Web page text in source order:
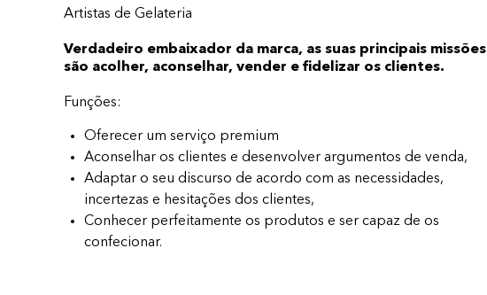
Artistas de Gelateria
Verdadeiro embaixador da marca, as suas principais missões
são acolher, aconselhar, vender e fidelizar os clientes.
Funções:
Oferecer um serviço premium
Aconselhar os clientes e desenvolver argumentos de venda,
Adaptar o seu discurso de acordo com as necessidades,
incertezas e hesitações dos clientes,
Conhecer perfeitamente os produtos e ser capaz de os
confecionar.